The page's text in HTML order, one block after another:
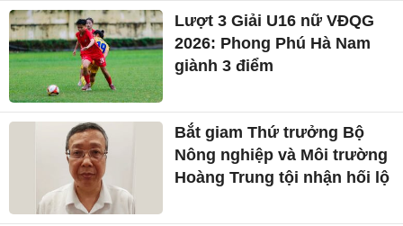
Lượt 3 Giải U16 nữ VĐQG
2026: Phong Phú Hà Nam
giành 3 điểm
Bắt giam Thứ trưởng Bộ
Nông nghiệp và Môi trường
Hoàng Trung tội nhận hối lộ